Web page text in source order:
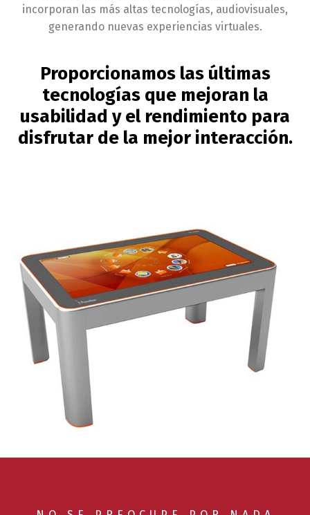
incorporan las más altas tecnologías, audiovisuales,
generando nuevas experiencias virtuales.
Proporcionamos las últimas
tecnologías que mejoran la
usabilidad y el rendimiento para
disfrutar de la mejor interacción.